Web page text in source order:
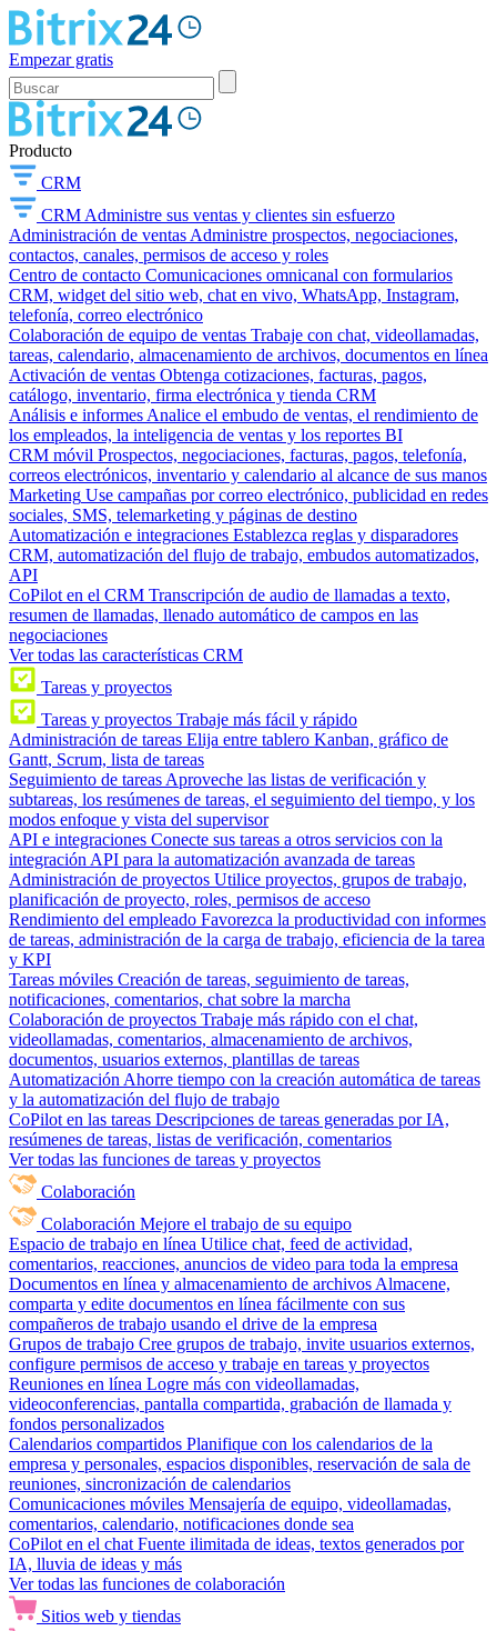
Empezar gratis
Producto
CRM
CRM Administre sus ventas y clientes sin esfuerzo
Administración de ventas Administre prospectos, negociaciones,
contactos, canales, permisos de acceso y roles
Centro de contacto Comunicaciones omnicanal con formularios
CRM, widget del sitio web, chat en vivo, WhatsApp, Instagram,
telefonía, correo electrónico
Colaboración de equipo de ventas Trabaje con chat, videollamadas,
tareas, calendario, almacenamiento de archivos, documentos en línea
Activación de ventas Obtenga cotizaciones, facturas, pagos,
catálogo, inventario, firma electrónica y tienda CRM
Análisis e informes Analice el embudo de ventas, el rendimiento de
los empleados, la inteligencia de ventas y los reportes BI
CRM móvil Prospectos, negociaciones, facturas, pagos, telefonía,
correos electrónicos, inventario y calendario al alcance de sus manos
Marketing Use campañas por correo electrónico, publicidad en redes
sociales, SMS, telemarketing y páginas de destino
Automatización e integraciones Establezca reglas y disparadores
CRM, automatización del flujo de trabajo, embudos automatizados,
API
CoPilot en el CRM Transcripción de audio de llamadas a texto,
resumen de llamadas, llenado automático de campos en las
negociaciones
Ver todas las características CRM
Tareas y proyectos
Tareas y proyectos Trabaje más fácil y rápido
Administración de tareas Elija entre tablero Kanban, gráfico de
Gantt, Scrum, lista de tareas
Seguimiento de tareas Aproveche las listas de verificación y
subtareas, los resúmenes de tareas, el seguimiento del tiempo, y los
modos enfoque y vista del supervisor
API e integraciones Conecte sus tareas a otros servicios con la
integración API para la automatización avanzada de tareas
Administración de proyectos Utilice proyectos, grupos de trabajo,
planificación de proyecto, roles, permisos de acceso
Rendimiento del empleado Favorezca la productividad con informes
de tareas, administración de la carga de trabajo, eficiencia de la tarea
y KPI
Tareas móviles Creación de tareas, seguimiento de tareas,
notificaciones, comentarios, chat sobre la marcha
Colaboración de proyectos Trabaje más rápido con el chat,
videollamadas, comentarios, almacenamiento de archivos,
documentos, usuarios externos, plantillas de tareas
Automatización Ahorre tiempo con la creación automática de tareas
y la automatización del flujo de trabajo
CoPilot en las tareas Descripciones de tareas generadas por IA,
resúmenes de tareas, listas de verificación, comentarios
Ver todas las funciones de tareas y proyectos
Colaboración
Colaboración Mejore el trabajo de su equipo
Espacio de trabajo en línea Utilice chat, feed de actividad,
comentarios, reacciones, anuncios de video para toda la empresa
Documentos en línea y almacenamiento de archivos Almacene,
comparta y edite documentos en línea fácilmente con sus
compañeros de trabajo usando el drive de la empresa
Grupos de trabajo Cree grupos de trabajo, invite usuarios externos,
configure permisos de acceso y trabaje en tareas y proyectos
Reuniones en línea Logre más con videollamadas,
videoconferencias, pantalla compartida, grabación de llamada y
fondos personalizados
Calendarios compartidos Planifique con los calendarios de la
empresa y personales, espacios disponibles, reservación de sala de
reuniones, sincronización de calendarios
Comunicaciones móviles Mensajería de equipo, videollamadas,
comentarios, calendario, notificaciones donde sea
CoPilot en el chat Fuente ilimitada de ideas, textos generados por
IA, lluvia de ideas y más
Ver todas las funciones de colaboración
Sitios web y tiendas